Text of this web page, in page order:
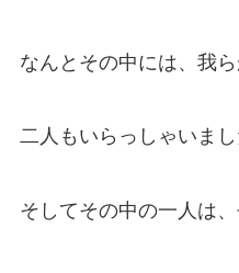
なんとその中には、我
二人もいらっしゃいまし
そしてその中の一人は